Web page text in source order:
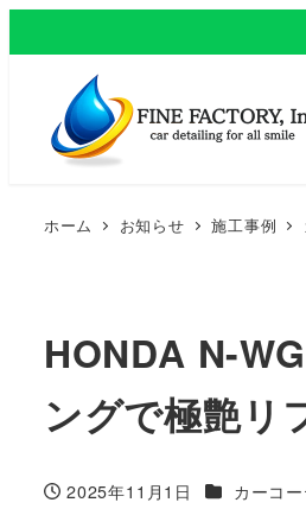
ホーム お知らせ 施工事例
HONDA N-
ングで極艶リ
投稿日
2025年11月1日 カテゴリー
カーコ